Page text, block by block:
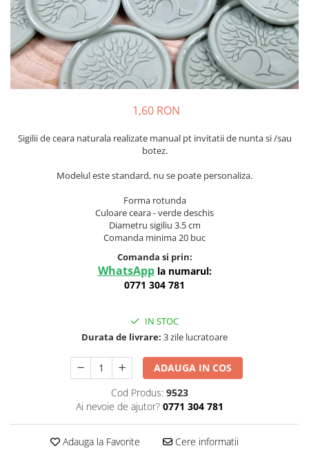
Meniuri & nr de BOTEZ
Plicuri si cartoane pentru INVITATII
TAVA pentru MOT
Cruciulite de BOTEZ
Trusouri & Lumanari Botez
Pahare Miri & Nasi
Cocarde nunta
Inmormatare/pomana
Meniuri pentru NUNTA
1,60 RON
Sigilii de ceara naturala realizate manual pt invitatii de nunta si /sau
botez.
Modelul este standard, nu se poate personaliza.
Forma rotunda
Culoare ceara - verde deschis
Diametru sigiliu 3.5 cm
Comanda minima 20 buc
Comanda si prin:
WhatsApp la numarul:
0771 304 781
IN STOC
Durata de livrare: 3 zile lucratoare
ADAUGA IN COS
Cod Produs: 9523
Ai nevoie de ajutor? 0771 304 781
Adauga la Favorite Cere informatii